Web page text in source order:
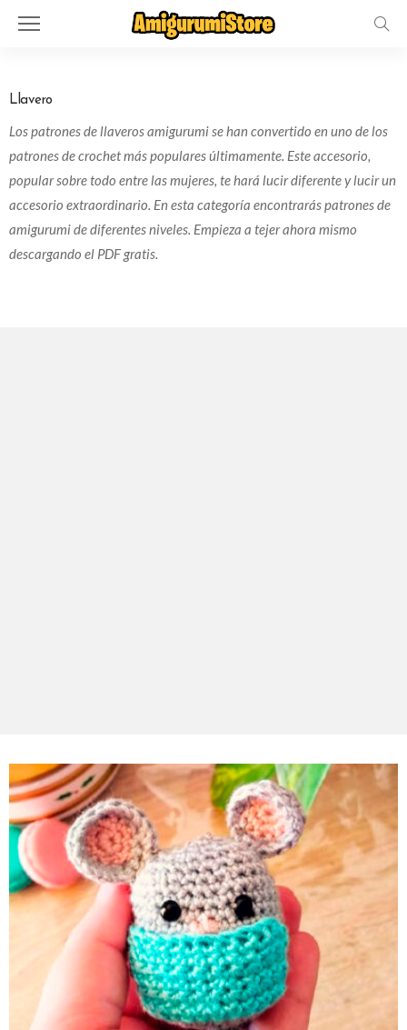
Llavero
Los patrones de llaveros amigurumi se han convertido en uno de los
patrones de crochet más populares últimamente. Este accesorio,
popular sobre todo entre las mujeres, te hará lucir diferente y lucir un
accesorio extraordinario. En esta categoría encontrarás patrones de
amigurumi de diferentes niveles. Empieza a tejer ahora mismo
descargando el PDF gratis.